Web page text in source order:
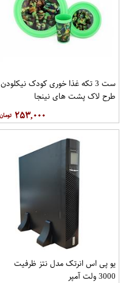
ست 3 تکه غذا خوری کودک نیکلودن
طرح لاک پشت های نینجا
۲۵۳,۰۰۰
یو پی اس انرتک مدل نتز ظرفیت
3000 ولت آمپر